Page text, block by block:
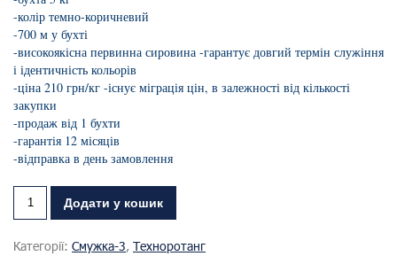
-колір темно-коричневий
-700 м у бухті
-високоякісна первинна сировина -гарантує довгий термін служіння
і ідентичність кольорів
-ціна 210 грн/кг -існує міграція цін, в залежності від кількості
закупки
-продаж від 1 бухти
-гарантія 12 місяців
-відправка в день замовлення
Додати у кошик
Категорії: Смужка-3, Техноротанг